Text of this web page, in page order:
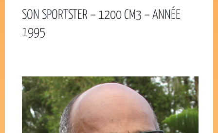
SON SPORTSTER – 1200 CM3 – ANNÉE
1995